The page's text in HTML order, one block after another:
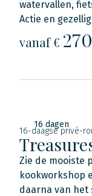
watervallen,
Actie en
vanaf €
16 dagen
16-daagse privé-
Zie de mooiste
kookworkshop
daarna van het